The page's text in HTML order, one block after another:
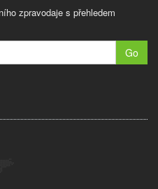
zpravodaje s přehledem
Go